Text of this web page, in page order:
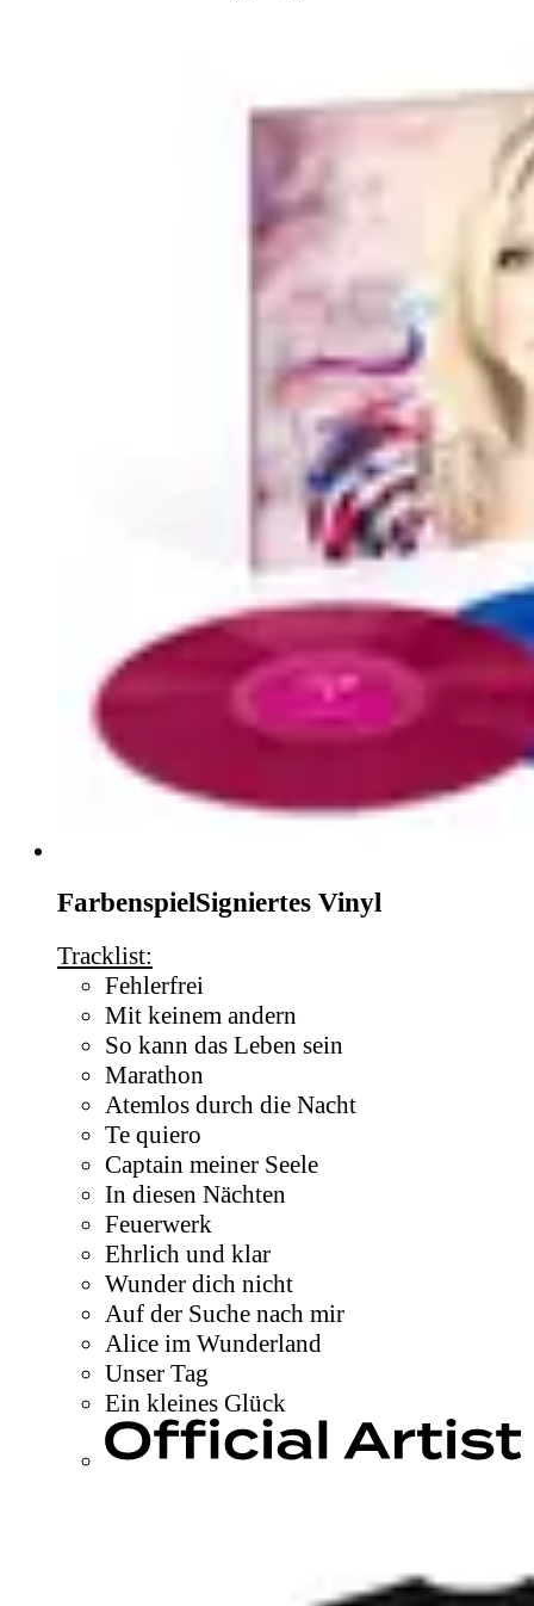
FarbenspielSigniertes Vinyl
Tracklist:
Fehlerfrei
Mit keinem andern
So kann das Leben sein
Marathon
Atemlos durch die Nacht
Te quiero
Captain meiner Seele
In diesen Nächten
Feuerwerk
Ehrlich und klar
Wunder dich nicht
Auf der Suche nach mir
Alice im Wunderland
Unser Tag
Ein kleines Glück